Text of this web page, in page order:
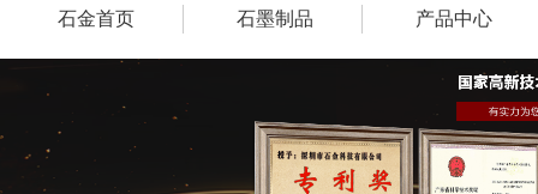
石金首页 石墨制品 产品中心